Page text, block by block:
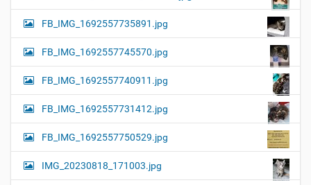
FB_IMG_1692557735891.jpg
FB_IMG_1692557745570.jpg
FB_IMG_1692557740911.jpg
FB_IMG_1692557731412.jpg
FB_IMG_1692557750529.jpg
IMG_20230818_171003.jpg